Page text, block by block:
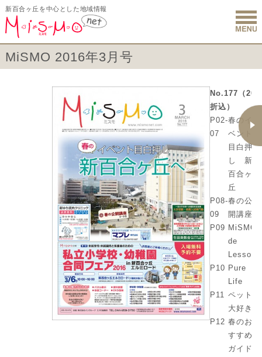
新百合ヶ丘を中心とした地域情報
新百合ヶ
MiSMO 2016年3月号
No.177（
折込）
P02-
07
春のイ
ベント
目白押
し 新
百合ヶ
丘
P08-
09
春の公
開講座
P09 MiSMO
de
Lesson
P10 Pure
Life
P11 ペット
大好き
P12 春のお
すすめ
ガイド